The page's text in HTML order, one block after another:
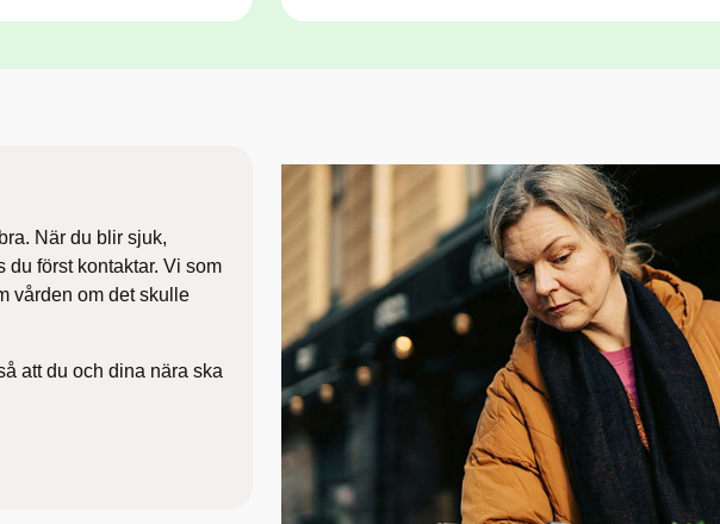
bra. När du blir sjuk,
du först kontaktar. Vi som
vården om detskulle
att du och dina nära ska